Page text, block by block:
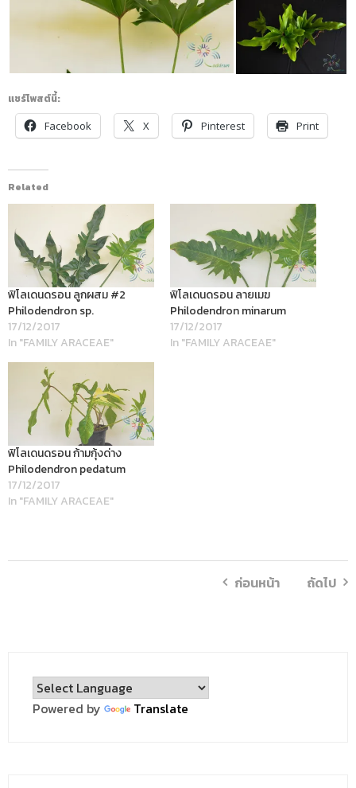
แชร์โพสต์นี้:
Facebook
X Pinterest Print
Related
ฟิโลเดนดรอน ลูกผสม #2
Philodendron sp.
17/12/2017
In "FAMILY ARACEAE"
ฟิโลเดนดรอน ลายเมฆ
Philodendron minarum
17/12/2017
In "FAMILY ARACEAE"
ฟิโลเดนดรอน ก้ามกุ้งด่าง
Philodendron pedatum
17/12/2017
In "FAMILY ARACEAE"
ก่อนหน้า ถัดไป
Powered by Translate